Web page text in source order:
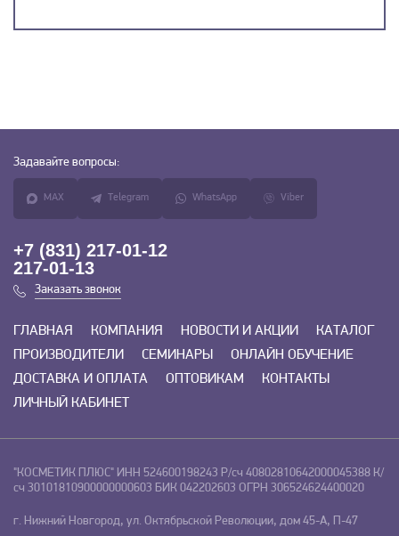
Задавайте вопросы:
MAX Telegram WhatsApp Viber
+7 (831) 217-01-12
217-01-13
Заказать звонок
ГЛАВНАЯ КОМПАНИЯ НОВОСТИ И АКЦИИ
КАТАЛОГ
ПРОИЗВОДИТЕЛИ
СЕМИНАРЫ
ОНЛАЙН ОБУЧЕНИЕ
ДОСТАВКА И ОПЛАТА
ОПТОВИКАМ
КОНТАКТЫ
ЛИЧНЫЙ КАБИНЕТ
"КОСМЕТИК ПЛЮС" ИНН 524600198243 Р/сч 40802810642000045388 К/
сч 30101810900000000603 БИК 042202603 ОГРН 306524624400020
г. Нижний Новгород, ул. Октябрьской Революции, дом 45-А, П-47